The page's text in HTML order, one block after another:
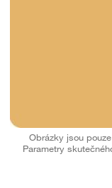
Obrázky jsou
Parametry